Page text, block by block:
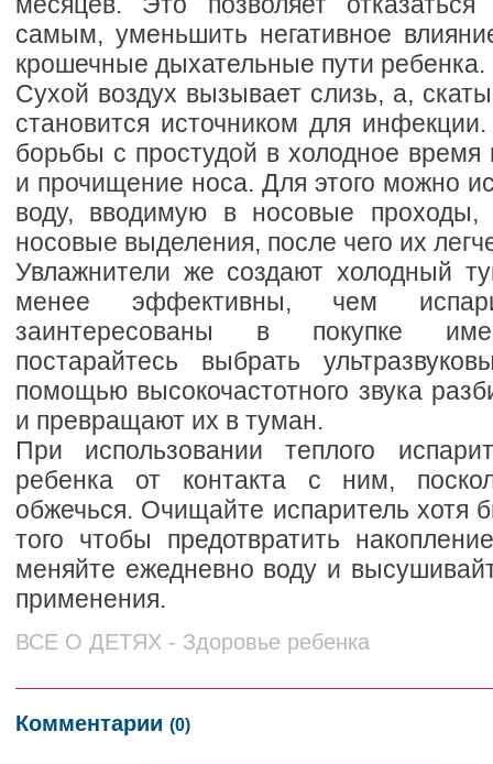
самым, уменьшить негативное
крошечные дыхательные пути ребенка.
Сухой воздух вызывает слизь, а,
становится источником для
борьбы с простудой в холодное время
и прочищение носа. Для этого можно
воду, вводимую в носовые проходы,
носовые выделения, после чего их
Увлажнители же создают холодный
менее эффективны, чем
заинтересованы в покупке
постарайтесь выбрать
помощью высокочастотного звука
и превращают их в туман.
При использовании теплого
ребенка от контакта с ним,
обжечься. Очищайте испаритель хотя
того чтобы предотвратить
меняйте ежедневно воду и
применения.
ВСЕ О ДЕТЯХ - Здоровье ребенка
Комментарии (0)